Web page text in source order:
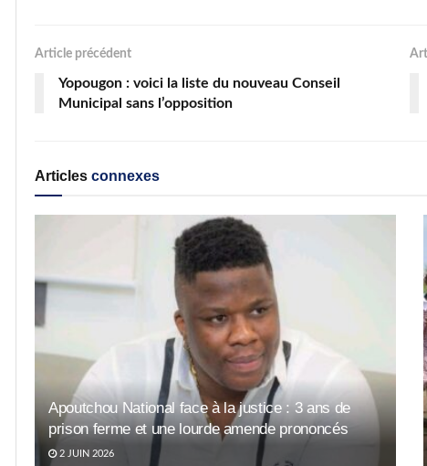
Article précédent
Yopougon : voici la liste du nouveau Conseil
Municipal sans l’opposition
Articles connexes
Apoutchou National face à la justice : 3 ans de
prison ferme et une lourde amende prononcés
2 JUIN 2026